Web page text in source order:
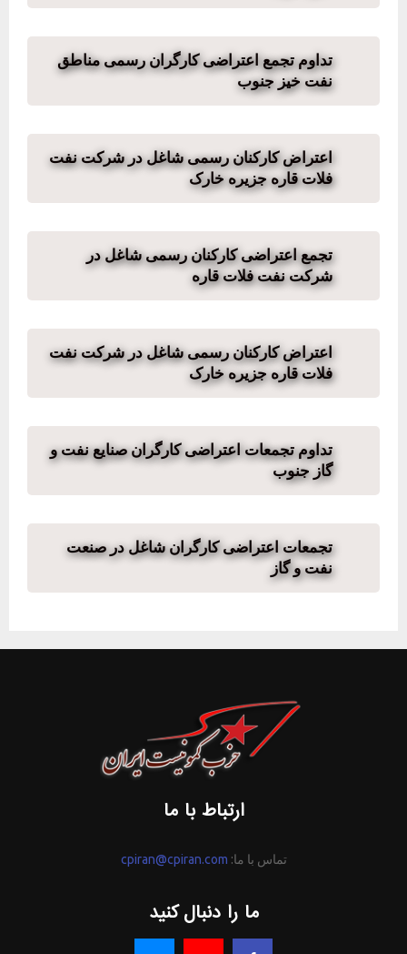
تداوم تجمع اعتراضی کارگران رسمی مناطق
نفت خیز جنوب
اعتراض کارکنان رسمی شاغل در شرکت نفت
فلات قاره جزیره خارک
تجمع اعتراضی کارکنان رسمی شاغل در
شرکت نفت فلات قاره
اعتراض کارکنان رسمی شاغل در شرکت نفت
فلات قاره جزیره خارک
تداوم تجمعات اعتراضی کارگران صنایع نفت و
گاز جنوب
تجمعات اعتراضی کارگران شاغل در صنعت
نفت و گاز
ارتباط با ما
تماس با ما: cpiran@cpiran.com
ما را دنبال کنید